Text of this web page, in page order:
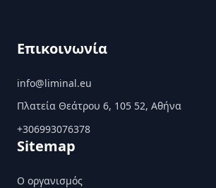
Επικοινωνία
info@liminal.eu
Πλατεία Θεάτρου 6, 105 52, Αθήνα
+306993076378
Sitemap
Ο οργανισμός